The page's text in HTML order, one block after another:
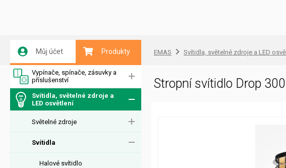
Můj účet Produkty
Vypínače, spínače, zásuvky a
příslušenství
Svítidla, světelné zdroje a
LED osvětlení
Světelné zdroje
Svítidla
Halové svítidlo
EMAS Svítidla, světelné zdroje a LED
Stropní svítidlo Drop